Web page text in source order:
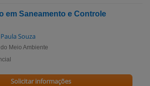
em Saneamento e Controle
Souza
Meio Ambiente
Solicitar informações